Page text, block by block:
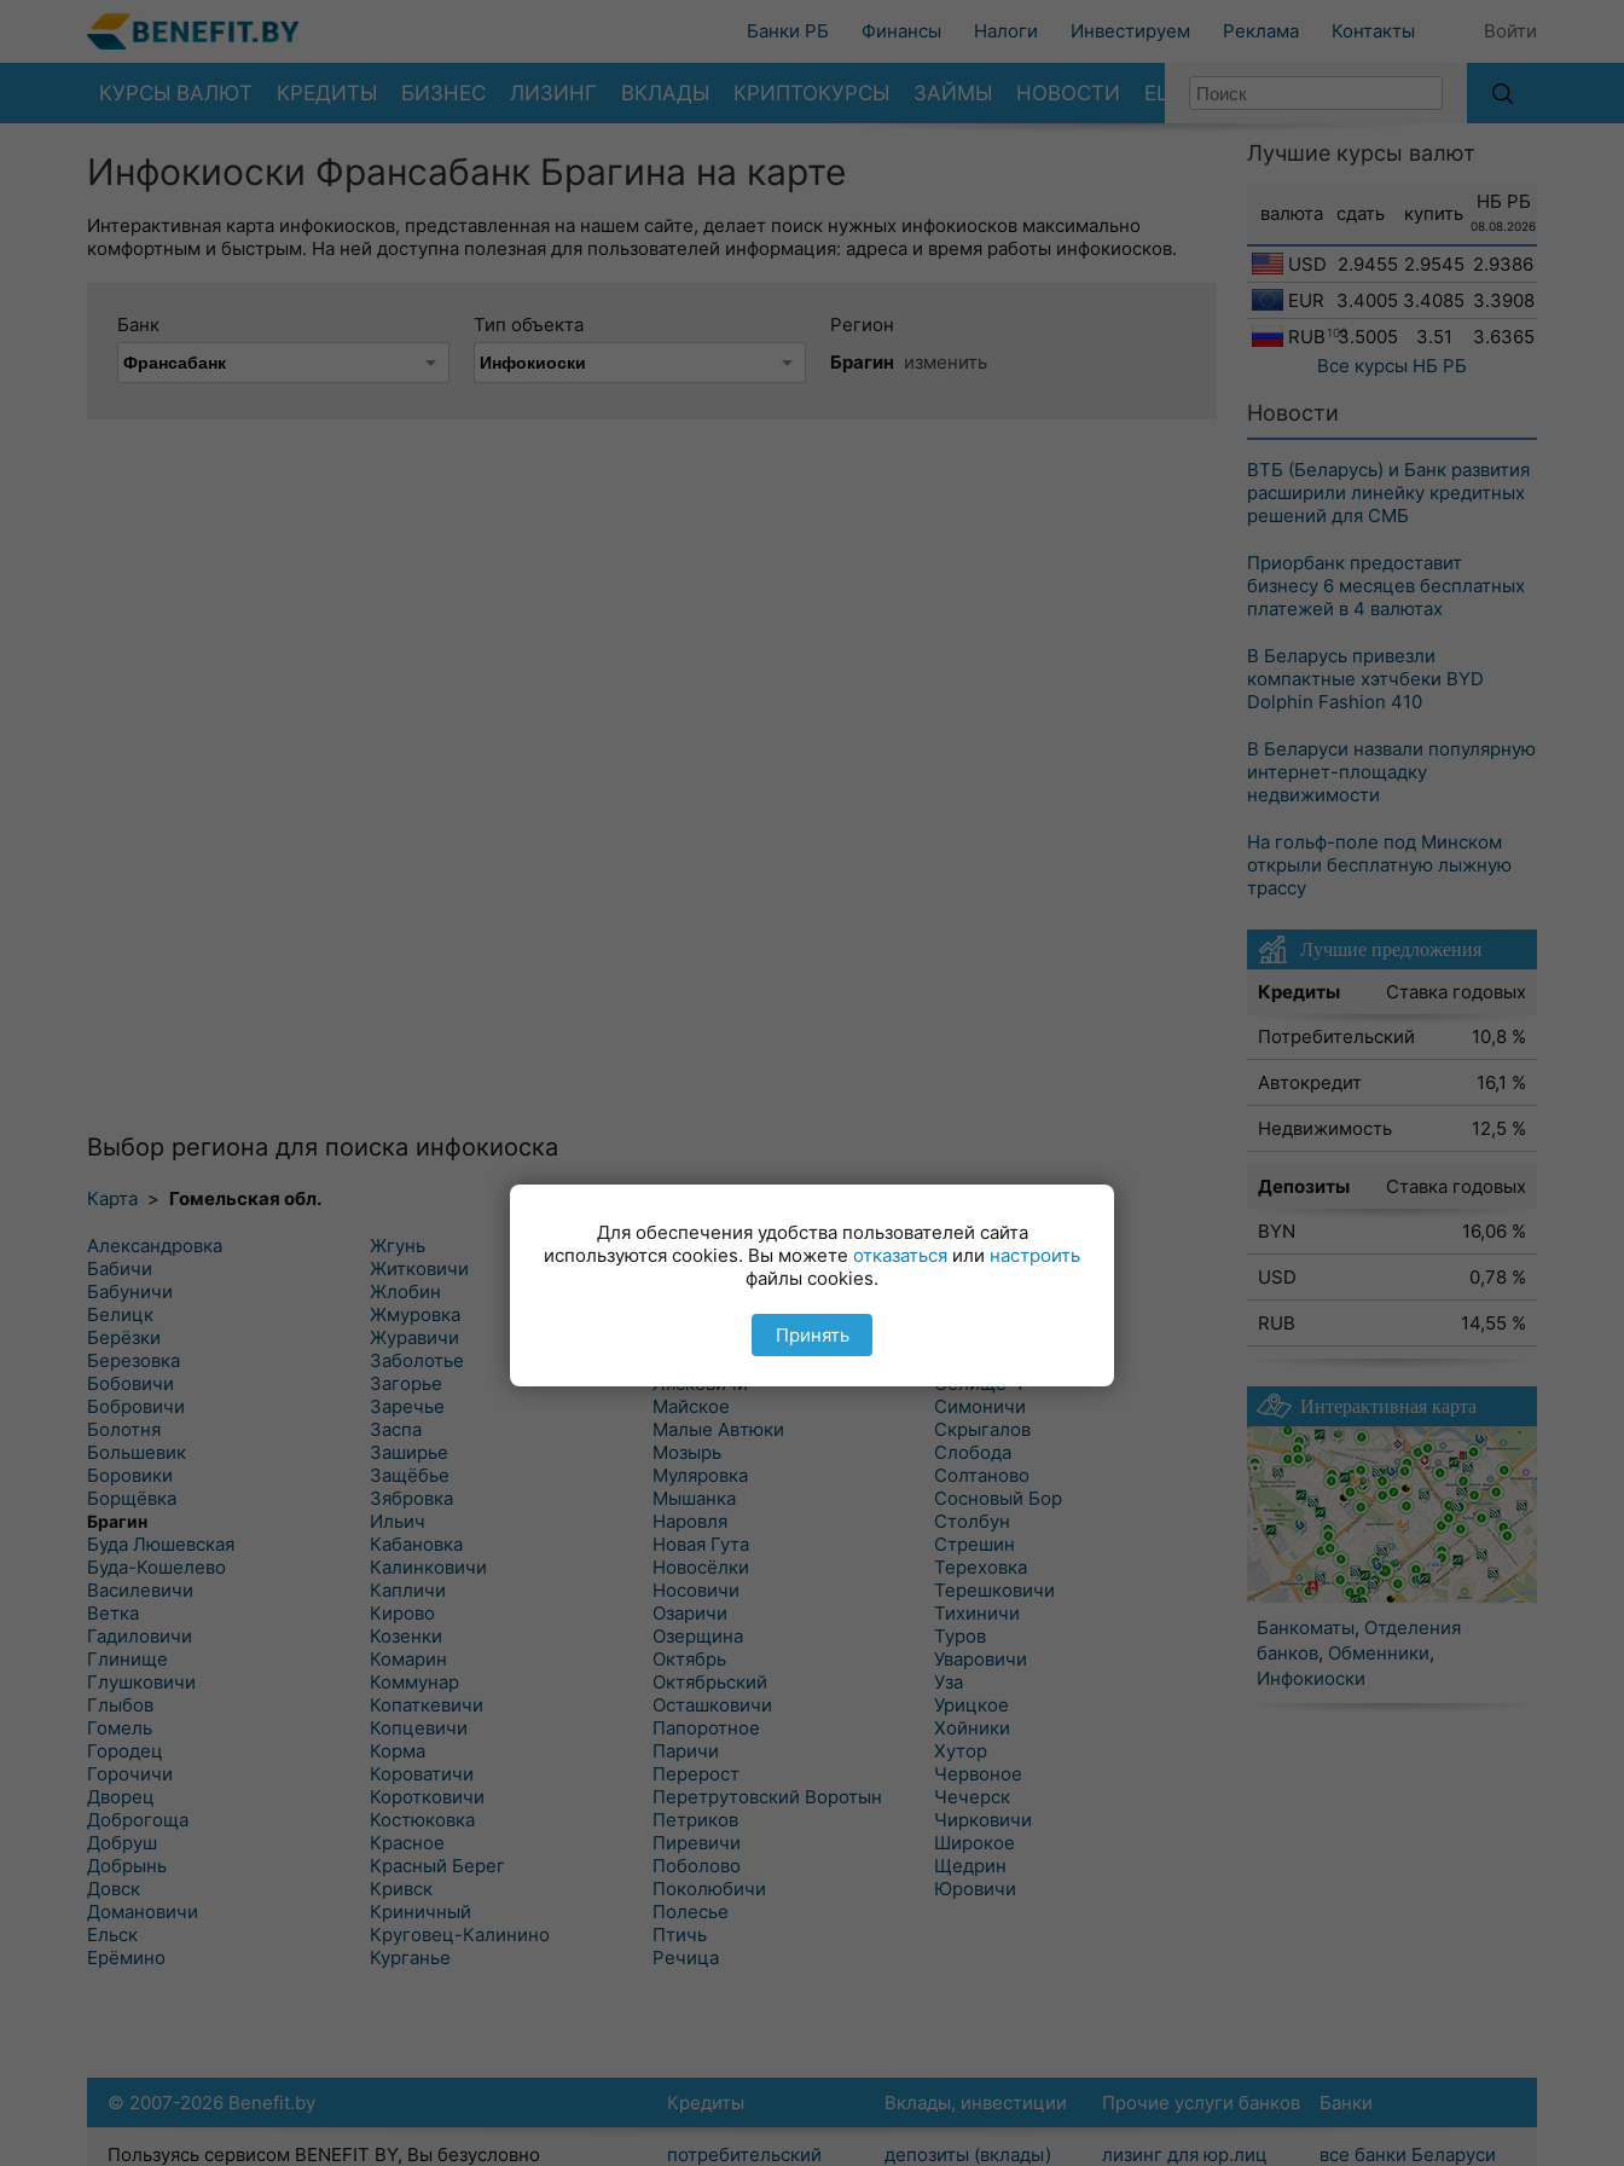
Банки РБ Финансы Налоги Инвестируем Реклама Контакты Войти
КУРСЫ ВАЛЮТ КРЕДИТЫ БИЗНЕС ЛИЗИНГ ВКЛАДЫ КРИПТОКУРСЫ ЗАЙМЫ НОВОСТИ ЕЩЕ
Инфокиоски Франсабанк Брагина на карте
Интерактивная карта инфокиосков, представленная на нашем сайте, делает поиск нужных инфокиосков максимально
комфортным и быстрым. На ней доступна полезная для пользователей информация: адреса и время работы инфокиосков.
Банк Тип объекта
Регион
Брагин изменить
Выбор региона для поиска инфокиоска
Карта > Гомельская обл.
Александровка
Бабичи
Бабуничи
Белицк
Берёзки
Березовка
Бобовичи
Бобровичи
Болотня
Большевик
Боровики
Борщёвка
Брагин
Буда Люшевская
Буда-Кошелево
Василевичи
Ветка
Гадиловичи
Глинище
Глушковичи
Глыбов
Гомель
Городец
Горочичи
Дворец
Доброгоща
Добруш
Добрынь
Довск
Домановичи
Ельск
Ерёмино
Жгунь
Житковичи
Жлобин
Жмуровка
Журавичи
Заболотье
Загорье
Заречье
Заспа
Заширье
Защёбье
Зябровка
Ильич
Кабановка
Калинковичи
Капличи
Кирово
Козенки
Комарин
Коммунар
Копаткевичи
Копцевичи
Корма
Короватичи
Коротковичи
Костюковка
Красное
Красный Берег
Кривск
Криничный
Круговец-Калинино
Курганье
Куритичи
Лельчицы
Лясковичи
Майское
Малые Автюки
Мозырь
Муляровка
Мышанка
Наровля
Новая Гута
Новосёлки
Носовичи
Озаричи
Озерщина
Октябрь
Октябрьский
Осташковичи
Папоротное
Паричи
Перерост
Перетрутовский Воротын
Петриков
Пиревичи
Поболово
Поколюбичи
Полесье
Птичь
Речица
Ровенская Слобода
Рогачев
Селище-1
Симоничи
Скрыгалов
Слобода
Солтаново
Сосновый Бор
Столбун
Стрешин
Тереховка
Терешковичи
Тихиничи
Туров
Уваровичи
Уза
Урицкое
Хойники
Хутор
Червоное
Чечерск
Чирковичи
Широкое
Щедрин
Юровичи
Лучшие курсы валют
валюта сдать купить
НБ РБ
08.08.2026
USD 2.9455 2.9545 2.9386
EUR
3.4005 3.4085 3.3908
RUB 1003.5005 3.51
3.6365
Все курсы НБ РБ
Новости
ВТБ (Беларусь) и Банк развития
расширили линейку кредитных
решений для СМБ
Приорбанк предоставит
бизнесу 6 месяцев бесплатных
платежей в 4 валютах
В Беларусь привезли
компактные хэтчбеки BYD
Dolphin Fashion 410
В Беларуси назвали популярную
интернет-площадку
недвижимости
На гольф-поле под Минском
открыли бесплатную лыжную
трассу
Лучшие предложения
Кредиты
Ставка годовых
Потребительский
10,8 %
Автокредит
16,1 %
Недвижимость
12,5 %
Депозиты
Ставка годовых
BYN
16,06 %
USD
0,78 %
RUB
14,55 %
Интерактивная карта
Банкоматы, Отделения
банков, Обменники,
Инфокиоски
Кредиты
потребительский
Вклады, инвестиции
депозиты (вклады)
Прочие услуги банков
лизинг для юр.лиц
Банки
все банки Беларуси
© 2007-2026 Benefit.by
Пользуясь сервисом BENEFIT BY, Вы безусловно
Для обеспечения удобства пользователей сайта
используются cookies. Вы можете отказаться или настроить
файлы cookies.
Принять